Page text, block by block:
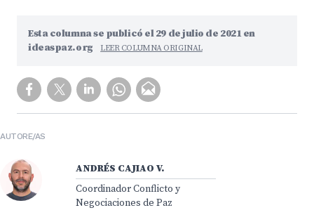
Esta columna se publicó el 29 de julio de 2021 en
ideaspaz.org
LEER COLUMNA ORIGINAL
AUTORE/AS
ANDRÉS CAJIAO V.
Coordinador Conflicto y
Negociaciones de Paz